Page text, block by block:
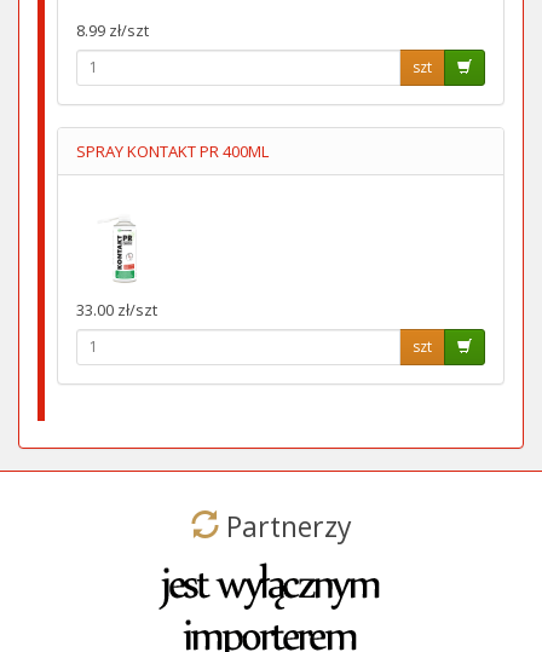
8.99 zł/szt
szt
SPRAY KONTAKT PR 400ML
33.00 zł/szt
szt
Partnerzy